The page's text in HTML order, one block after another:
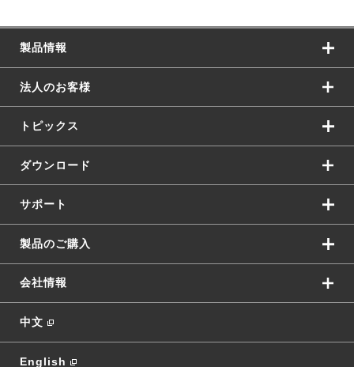
製品情報
法人のお客様
トピックス
ダウンロード
サポート
製品のご購入
会社情報
中文
English